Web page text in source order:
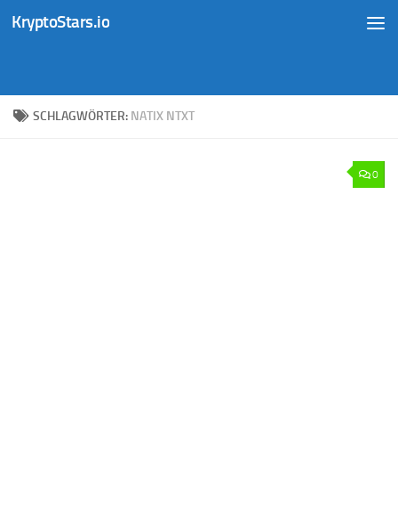
Zum Inhalt springen
KryptoStars.io
SCHLAGWÖRTER: NATIX NTXT
0